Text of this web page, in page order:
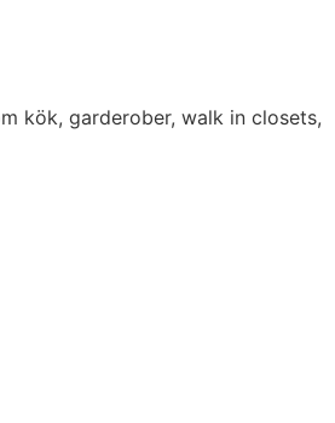
kök, garderober, walk in closets,